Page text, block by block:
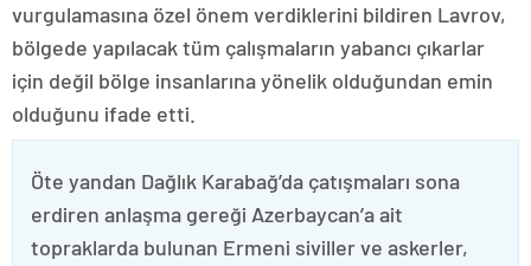
vurgulamasına özel önem verdiklerini bildiren Lavrov,
bölgede yapılacak tüm çalışmaların yabancı çıkarlar
için değil bölge insanlarına yönelik olduğundan emin
olduğunu ifade etti.
Öte yandan Dağlık Karabağ’da çatışmaları sona
erdiren anlaşma gereği Azerbaycan’a ait
topraklarda bulunan Ermeni siviller ve askerler,